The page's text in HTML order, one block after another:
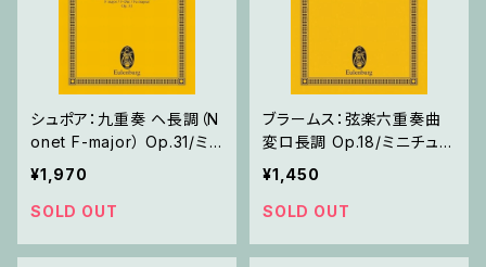
シュポア：九重奏 ヘ長調（N
onet F-major） Op.31/ミ
ニチュアスコア
¥1,970
SOLD OUT
ブラームス：弦楽六重奏曲
変ロ長調 Op.18/ミニチュア
スコア
¥1,450
SOLD OUT